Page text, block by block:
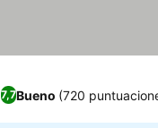
7,7Bueno (720